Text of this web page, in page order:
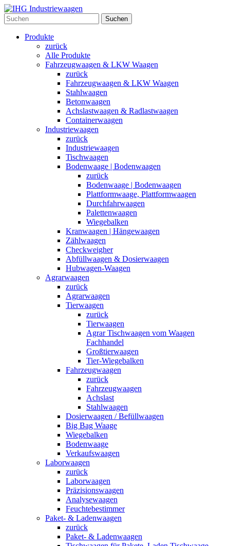
Suchen
Produkte
zurück
Alle Produkte
Fahrzeugwaagen & LKW Waagen
zurück
Fahrzeugwaagen & LKW Waagen
Stahlwaagen
Betonwaagen
Achslastwaagen & Radlastwaagen
Containerwaagen
Industriewaagen
zurück
Industriewaagen
Tischwaagen
Bodenwaage | Bodenwaagen
zurück
Bodenwaage | Bodenwaagen
Plattformwaage, Plattformwaagen
Durchfahrwaagen
Palettenwaagen
Wiegebalken
Kranwaagen | Hängewaagen
Zählwaagen
Checkweigher
Abfüllwaagen & Dosierwaagen
Hubwagen-Waagen
Agrarwaagen
zurück
Agrarwaagen
Tierwaagen
zurück
Tierwaagen
Agrar Tischwaagen vom Waagen
Fachhandel
Großtierwaagen
Tier-Wiegebalken
Fahrzeugwaagen
zurück
Fahrzeugwaagen
Achslast
Stahlwaagen
Dosierwaagen / Befüllwaagen
Big Bag Waage
Wiegebalken
Bodenwaage
Verkaufswaagen
Laborwaagen
zurück
Laborwaagen
Präzisionswaagen
Analysewaagen
Feuchtebestimmer
Paket- & Ladenwaagen
zurück
Paket- & Ladenwaagen